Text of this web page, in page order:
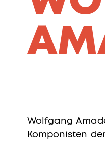
Wolfgang
Komponisten